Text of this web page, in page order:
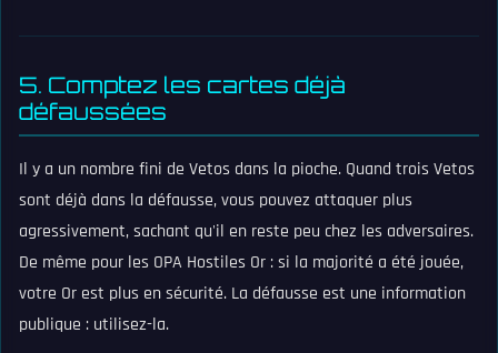
5. Comptez les cartes déjà
défaussées
Il y a un nombre fini de Vetos dans la pioche. Quand trois Vetos
sont déjà dans la défausse, vous pouvez attaquer plus
agressivement, sachant qu'il en reste peu chez les adversaires.
De même pour les OPA Hostiles Or : si la majorité a été jouée,
votre Or est plus en sécurité. La défausse est une information
publique : utilisez-la.